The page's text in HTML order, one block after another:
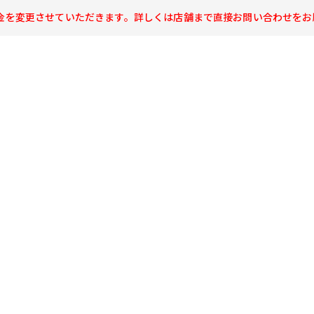
変更させていただきます。詳しくは店舗まで直接お問い合わせをお